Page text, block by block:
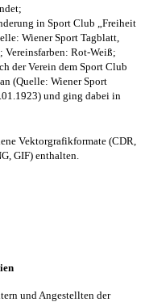
in Sport Club „Freiheit
Wiener Sport Tagblatt,
Vereinsfarben: Rot-Weiß;
der Verein dem Sport Club
an (Quelle: Wiener Sport
und ging dabei in
Vektorgrafikformate (CDR,
GIF) enthalten.
und Angestellten der